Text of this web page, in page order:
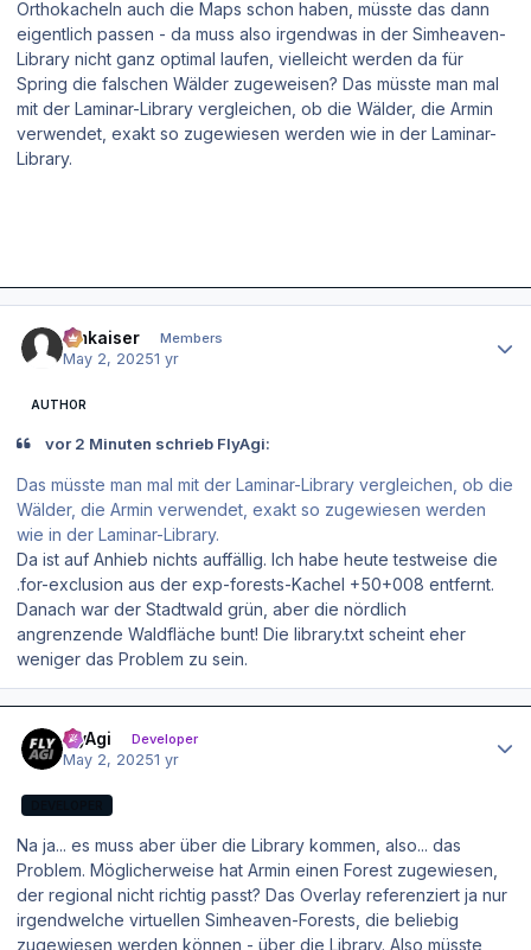
Orthokacheln auch die Maps schon haben, müsste das dann
eigentlich passen - da muss also irgendwas in der Simheaven-
Library nicht ganz optimal laufen, vielleicht werden da für
Spring die falschen Wälder zugeweisen? Das müsste man mal
mit der Laminar-Library vergleichen, ob die Wälder, die Armin
verwendet, exakt so zugewiesen werden wie in der Laminar-
Library.
hmkaiser Members
May 2, 20251 yr
AUTHOR
vor 2 Minuten schrieb FlyAgi:
Das müsste man mal mit der Laminar-Library vergleichen, ob die
Wälder, die Armin verwendet, exakt so zugewiesen werden
wie in der Laminar-Library.
Da ist auf Anhieb nichts auffällig. Ich habe heute testweise die
.for-exclusion aus der exp-forests-Kachel +50+008 entfernt.
Danach war der Stadtwald grün, aber die nördlich
angrenzende Waldfläche bunt! Die library.txt scheint eher
weniger das Problem zu sein.
FlyAgi Developer
May 2, 20251 yr
Na ja... es muss aber über die Library kommen, also... das
Problem. Möglicherweise hat Armin einen Forest zugewiesen,
der regional nicht richtig passt? Das Overlay referenziert ja nur
irgendwelche virtuellen Simheaven-Forests, die beliebig
zugewiesen werden können - über die Library. Also müsste